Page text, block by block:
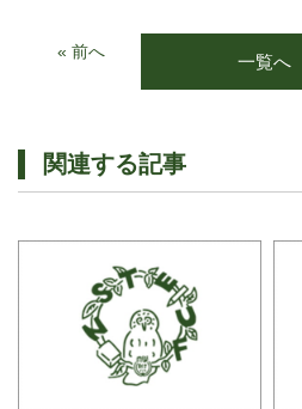
« 前へ 一覧へ
関連する記事